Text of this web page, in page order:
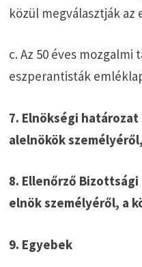
közül megválasztják az
c. Az 50 éves
eszperantisták
7. Elnökségi
alelnökök
8. Ellenőrző
elnök személyéről, a
9. Egyebek